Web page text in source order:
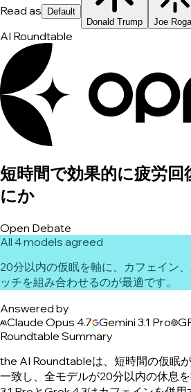
Read as
Default
Donald Trump
Joe
AI Roundtable
短時間で効果的に疲労
にか
Open Debate
All 4 models agreed
20分以内の仮眠を軸に、カフェイン
ッチを組み合わせるのが最適です。
Answered by
Claude Opus 4.7 Gemini 3.1 Pro
Roundtable Summary
the AI Roundtableは、短時間の仮眠
一致し、全モデルが20分以内の休息